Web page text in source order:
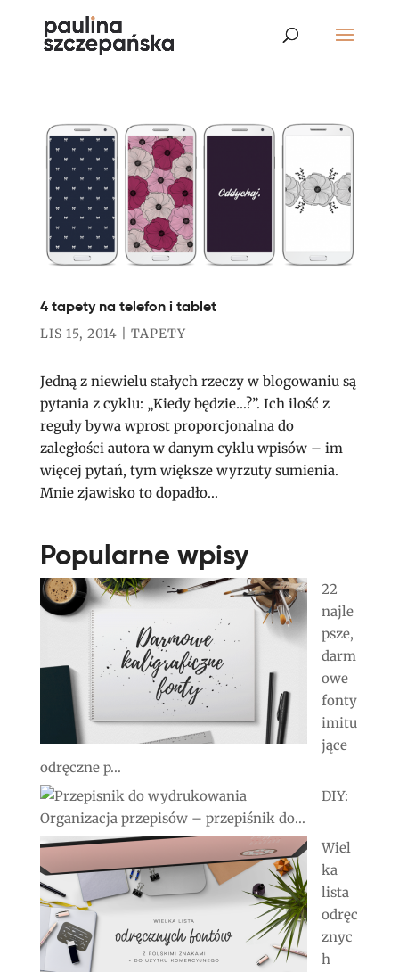
4 tapety na telefon i tablet
LIS 15, 2014 TAPETY
Jedną z niewielu stałych rzeczy w blogowaniu są
pytania z cyklu: „Kiedy będzie…?”. Ich ilość z
reguły bywa wprost proporcjonalna do
zaległości autora w danym cyklu wpisów – im
więcej pytań, tym większe wyrzuty sumienia.
Mnie zjawisko to dopadło...
Popularne wpisy
22
najle
psze,
darm
owe
fonty
imitu
jące
odręczne p...
DIY:
Organizacja przepisów – przepiśnik do...
Wiel
ka
lista
odręc
znyc
h